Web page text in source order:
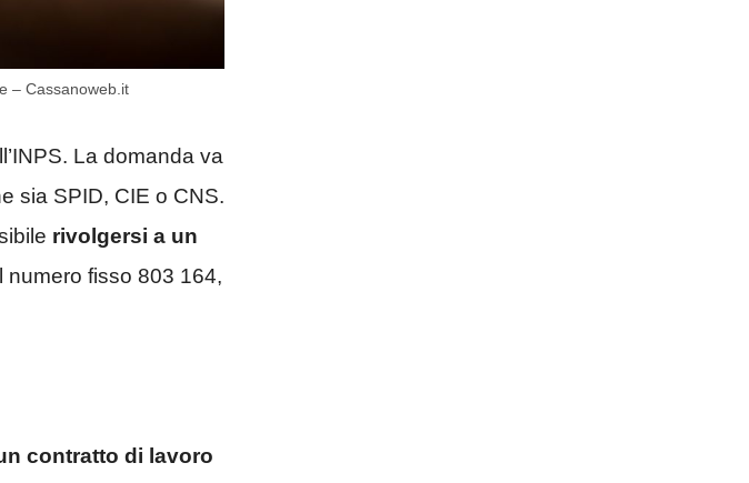
– Cassanoweb.it
La domanda va
sia SPID, CIE o CNS.
rivolgersi a un
numero fisso 803 164,
contratto di lavoro